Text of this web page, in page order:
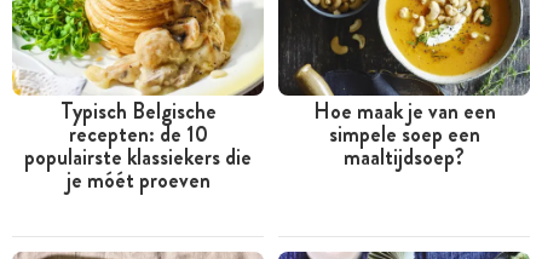
Typisch Belgische
recepten: de 10
populairste klassiekers die
je móét proeven
Hoe maak je van een
simpele soep een
maaltijdsoep?